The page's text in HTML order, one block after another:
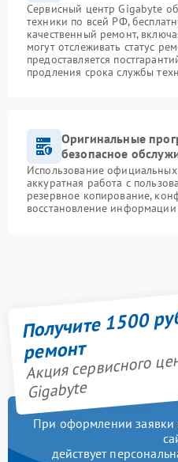
Сервисный центр Gigabyte
техники по всей РФ,
качественный ремонт,
могут отслеживать статус
предоставляется
продления срока службы
Оригинальные
безопасное
Использование
аккуратная работа с
резервное копирование,
восстановление
Получите 1500
ремонт
Акция сервисного
Gigabyte
При оформлении заявки
действует